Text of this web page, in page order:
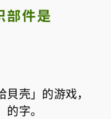
部件是
⾙壳」的游戏，
的字。